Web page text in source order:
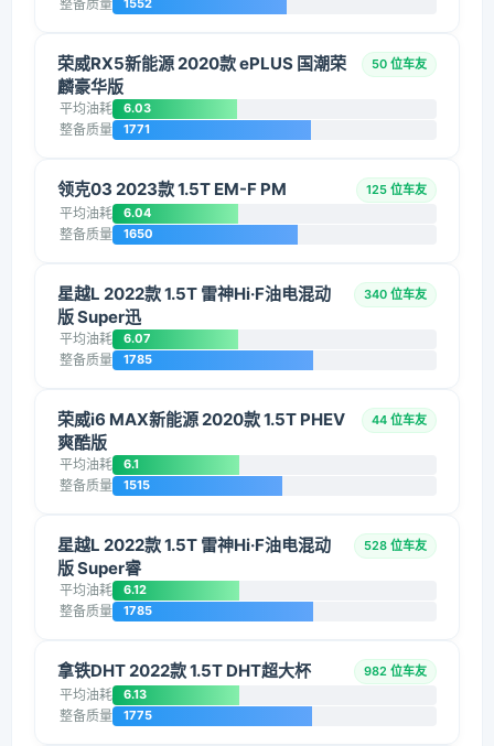
整备质量 1552
荣威RX5新能源 2020款 ePLUS 国潮荣
麟豪华版
50 位车友
平均油耗 6.03
整备质量 1771
领克03 2023款 1.5T EM-F PM 125 位车友
平均油耗 6.04
整备质量 1650
星越L 2022款 1.5T 雷神Hi·F油电混动
版 Super迅
340 位车友
平均油耗 6.07
整备质量 1785
荣威i6 MAX新能源 2020款 1.5T PHEV
爽酷版
44 位车友
平均油耗 6.1
整备质量 1515
星越L 2022款 1.5T 雷神Hi·F油电混动
版 Super睿
528 位车友
平均油耗 6.12
整备质量 1785
拿铁DHT 2022款 1.5T DHT超大杯 982 位车友
平均油耗 6.13
整备质量 1775